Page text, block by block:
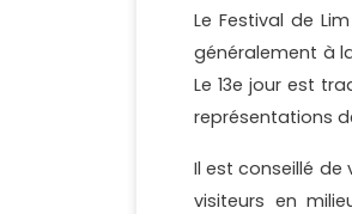
Le Festival de
généralement à
Le 13e jour est
représentations
Il est conseillé
visiteurs en